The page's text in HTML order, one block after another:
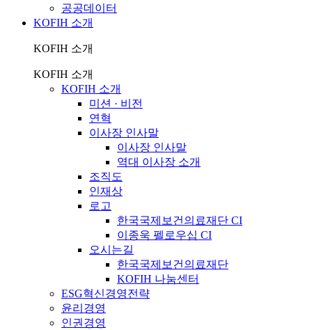
공공데이터
KOFIH 소개
KOFIH 소개
KOFIH 소개
KOFIH 소개
미션 · 비전
연혁
이사장 인사말
이사장 인사말
역대 이사장 소개
조직도
인재상
로고
한국국제보건의료재단 CI
이종욱 펠로우십 CI
오시는길
한국국제보건의료재단
KOFIH 나눔센터
ESG혁신경영전략
윤리경영
인권경영